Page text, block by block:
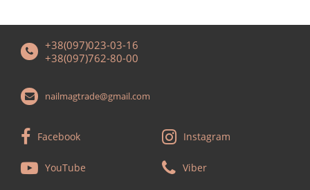
+38(097)023-03-16
+38(097)762-80-00
nailmagtrade@gmail.com
Facebook Instagram
YouTube Viber